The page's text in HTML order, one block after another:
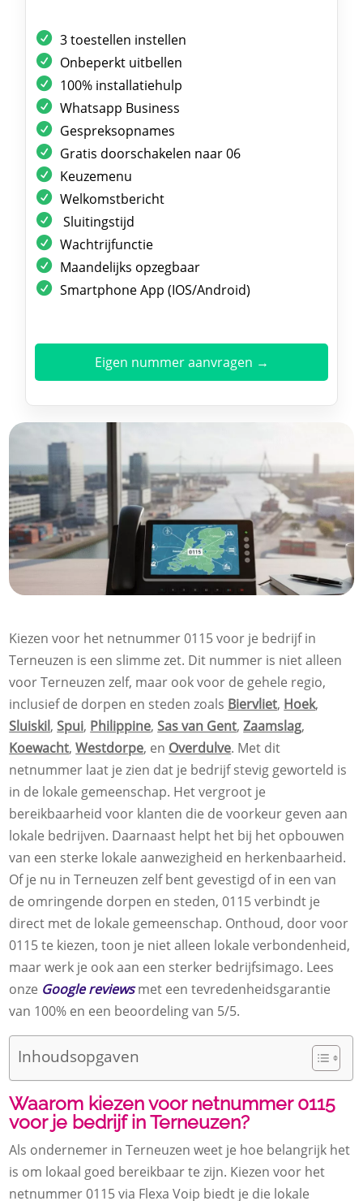
3 toestellen instellen
Onbeperkt uitbellen
100% installatiehulp
Whatsapp Business
Gespreksopnames
Gratis doorschakelen naar 06
Keuzemenu
Welkomstbericht
Sluitingstijd
Wachtrijfunctie
Maandelijks opzegbaar
Smartphone App (IOS/Android)
Eigen nummer aanvragen →
Kiezen voor het netnummer 0115 voor je bedrijf in
Terneuzen is een slimme zet. Dit nummer is niet alleen
voor Terneuzen zelf, maar ook voor de gehele regio,
inclusief de dorpen en steden zoals Biervliet, Hoek,
Sluiskil,Spui, Philippine,Sas van Gent,Zaamslag,
Koewacht,Westdorpe, en Overdulve. Met dit
netnummer laat je zien dat je bedrijf stevig geworteld is
in de lokale gemeenschap. Het vergroot je
bereikbaarheid voor klanten die de voorkeur geven aan
lokale bedrijven. Daarnaast helpt het bij het opbouwen
van een sterke lokale aanwezigheid en herkenbaarheid.
Of je nu in Terneuzen zelf bent gevestigd of in een van
de omringende dorpen en steden, 0115 verbindt je
direct met de lokale gemeenschap. Onthoud, door voor
0115 te kiezen, toon je niet alleen lokale verbondenheid,
maar werk je ook aan een sterker bedrijfsimago. Lees
onze Google reviewsmet een tevredenheidsgarantie
van 100% en een beoordeling van 5/5.
Inhoudsopgaven
Waarom kiezen voor netnummer 0115
voor je bedrijf in Terneuzen?
Als ondernemer in Terneuzen weet je hoe belangrijk het
is om lokaal goed bereikbaar te zijn. Kiezen voor het
netnummer 0115 via Flexa Voip biedt je die lokale